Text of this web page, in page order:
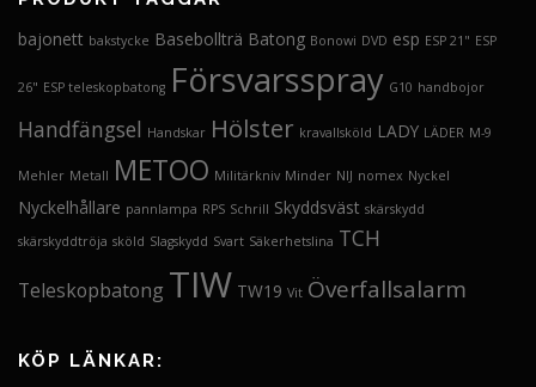
bajonett bakstycke Basebollträ Batong Bonowi DVD esp ESP 21" ESP
26" ESP teleskopbatong Försvarsspray G10 handbojor
Handfängsel Handskar Hölster kravallsköld LADY LÄDER M-9
Mehler Metall METOO Militärkniv Minder NIJ nomex Nyckel
Nyckelhållare pannlampa RPS Schrill Skyddsväst skärskydd
skärskyddtröja sköld Slagskydd Svart Säkerhetslina TCH
Teleskopbatong TIW TW19 Vit Överfallsalarm
KÖP LÄNKAR: